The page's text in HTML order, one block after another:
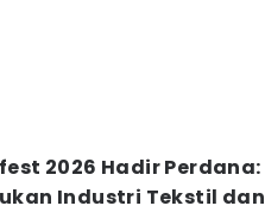
2026 Hadir Perdana:
Industri Tekstil dan